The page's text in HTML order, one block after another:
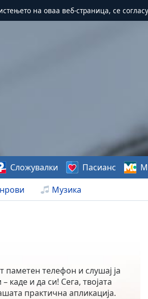
на оваа веб-страница, се
Музика
Сложувалки Пасианс
паметен телефон и слушај ја
каде и да си! Сега, твојата
практична апликација.